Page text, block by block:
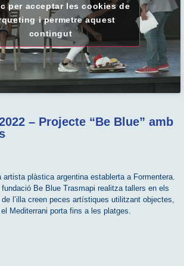
per acceptar les cookies de
i permetre aquest
contingut
– Projecte “Be Blue” amb
plàstica argentina establerta a Formentera.
Be Blue Trasmapi realitza tallers en els
l’illa creen peces artístiques utilitzant objectes,
Mediterrani porta fins a les platges.